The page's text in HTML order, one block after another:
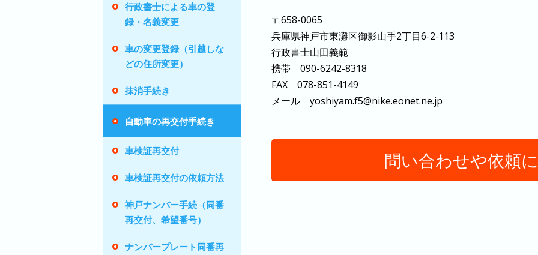
行政書士による車の登
録・名義変更
車の変更登録（引越しな
どの住所変更）
抹消手続き
自動車の再交付手続き
車検証再交付
車検証再交付の依頼方法
神戸ナンバー手続（同番
再交付、希望番号）
ナンバープレート同番再
〒658-0065
兵庫県神戸市東灘区御影山手2丁目6-2‐113
行政書士山田義範
携帯 090-6242-8318
FAX 078-851-4149
メール yoshiyam.f5@nike.eonet.ne.jp
問い合わせや依頼